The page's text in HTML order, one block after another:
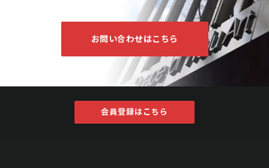
お問い合わせはこちら
会員登録はこちら